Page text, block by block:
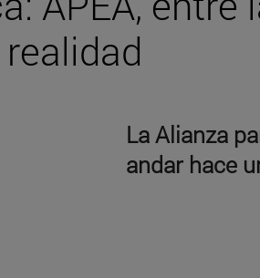
La Alianza
andar hace